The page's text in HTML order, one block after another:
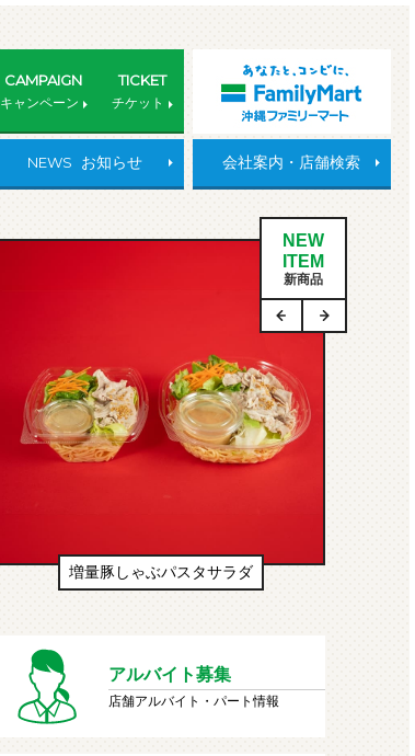
CAMPAIGN
キャンペーン
TICKET
チケット
NEWS お知らせ 会社案内・店舗検索
NEW
ITEM
新商品
生ドーナツ（わたあめ味風）
アルバイト募集
店舗アルバイト・パート情報